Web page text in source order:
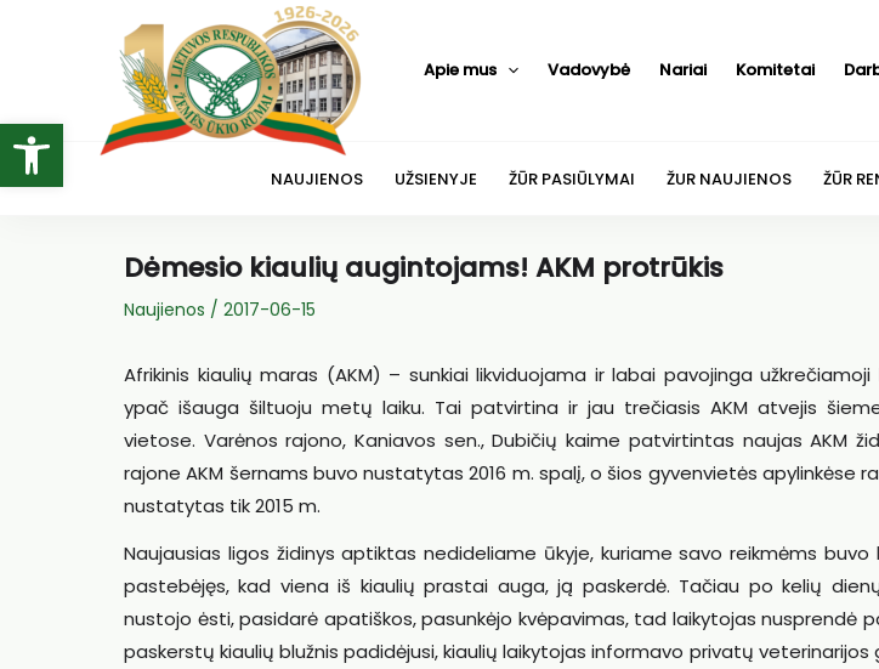
Open toolbar
Apie mus Vadovybė Nariai Komitetai
NAUJIENOS UŽSIENYJE ŽŪR PASIŪLYMAI ŽUR NAUJIENOS ŽŪR
Dėmesio kiaulių augintojams! AKM protrūkis
Naujienos / 2017-06-15
Afrikinis kiaulių maras (AKM) – sunkiai likviduojama ir labai pavojinga užkrečiamoji
ypač išauga šiltuoju metų laiku. Tai patvirtina ir jau trečiasis AKM atvejis
vietose. Varėnos rajono, Kaniavos sen., Dubičių kaime patvirtintas naujas AKM
rajone AKM šernams buvo nustatytas 2016 m. spalį, o šios gyvenvietės apylinkėse
nustatytas tik 2015 m.
Naujausias ligos židinys aptiktas nedideliame ūkyje, kuriame savo reikmėms buvo
pastebėjęs, kad viena iš kiaulių prastai auga, ją paskerdė. Tačiau po kelių
nustojo ėsti, pasidarė apatiškos, pasunkėjo kvėpavimas, tad laikytojas nusprendė
paskerstų kiaulių blužnis padidėjusi, kiaulių laikytojas informavo privatų veterinarijos